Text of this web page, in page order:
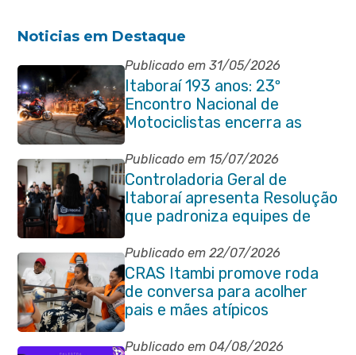
Noticias em Destaque
Publicado em 31/05/2026
Itaboraí 193 anos: 23º
Encontro Nacional de
Motociclistas encerra as
comemorações do
aniversário da cidade
Publicado em 15/07/2026
Controladoria Geral de
Itaboraí apresenta Resolução
que padroniza equipes de
planejamento das
contratações públicas
Publicado em 22/07/2026
CRAS Itambi promove roda
de conversa para acolher
pais e mães atípicos
Publicado em 04/08/2026